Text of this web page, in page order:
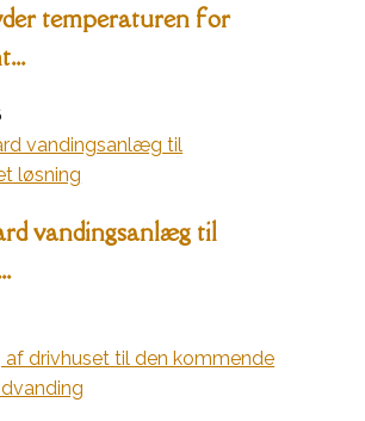
temperaturen for
vandingsanlæg til